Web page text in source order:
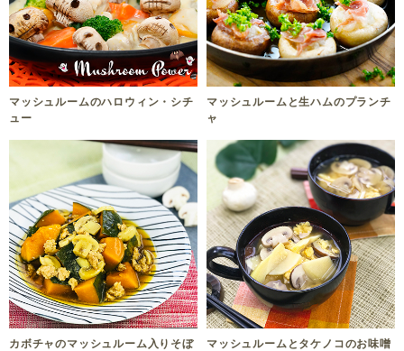
マッシュルームのハロウィン・シチ
ュー
マッシュルームと生ハムのプランチ
ャ
カボチャのマッシュルーム入りそぼ マッシュルームとタケノコのお味噌